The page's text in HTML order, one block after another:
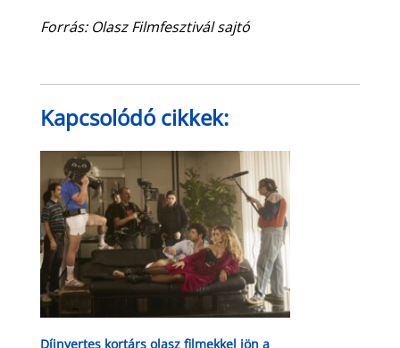
Forrás: Olasz Filmfesztivál sajtó
Kapcsolódó cikkek:
Díjnyertes kortárs olasz filmekkel jön a